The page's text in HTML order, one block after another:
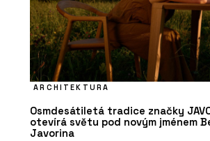
ARCHITEKTURA
Osmdesátiletá tradice značky
otevírá světu pod novým jménem
Javorina